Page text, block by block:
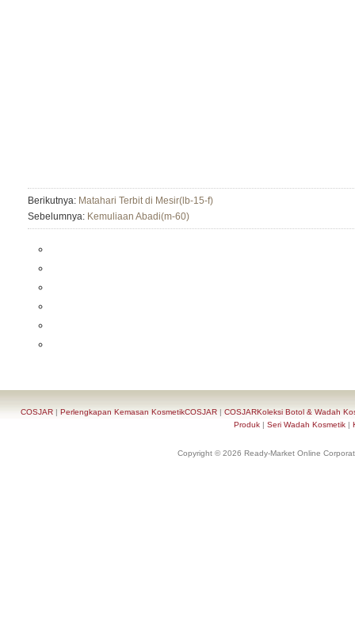
Berikutnya: Matahari Terbit di Mesir(lb-15-f)
Sebelumnya: Kemuliaan Abadi(m-60)
COSJAR| Perlengkapan Kemasan KosmetikCOSJAR| COSJARKoleksi Botol & Wadah
Produk | Seri Wadah Kosmetik |
Copyright © 2026 Ready-Market Online